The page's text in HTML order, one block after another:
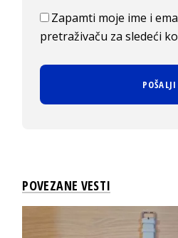
Zapamti moje ime i
pretraživaču za sledeći
POVEZANE VESTI